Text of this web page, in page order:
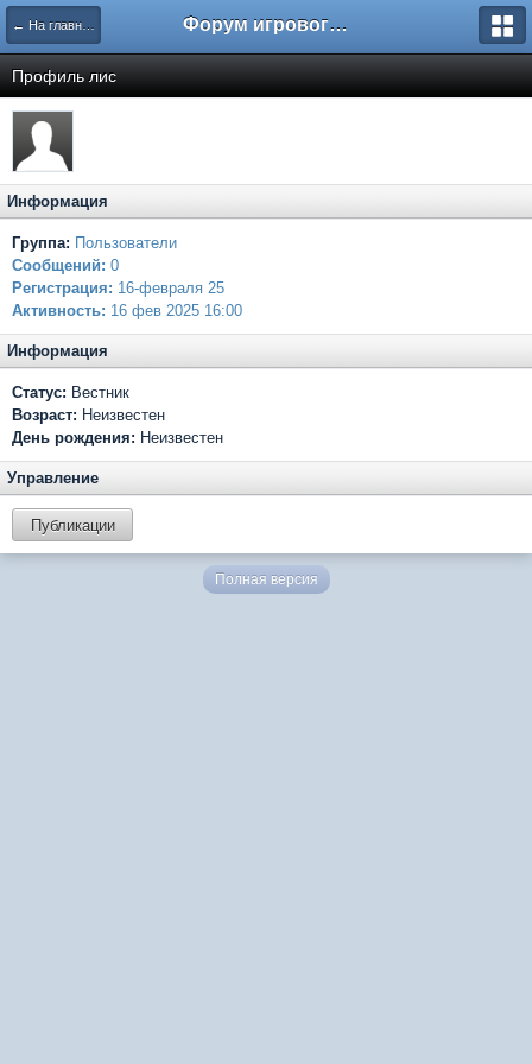
← На главную Форум игрового проекта Riverrise
Профиль лис
Информация
Группа: Пользователи
Сообщений: 0
Регистрация: 16-февраля 25
Активность: 16 фев 2025 16:00
Информация
Статус: Вестник
Возраст: Неизвестен
День рождения: Неизвестен
Управление
Публикации
Полная версия